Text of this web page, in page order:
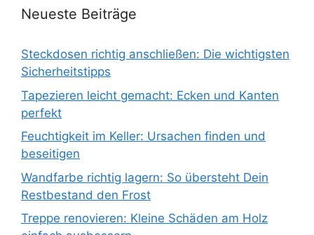
Neueste Beiträge
Steckdosen richtig anschließen: Die wichtigsten
Sicherheitstipps
Tapezieren leicht gemacht: Ecken und Kanten
perfekt
Feuchtigkeit im Keller: Ursachen finden und
beseitigen
Wandfarbe richtig lagern: So übersteht Dein
Restbestand den Frost
Treppe renovieren: Kleine Schäden am Holz